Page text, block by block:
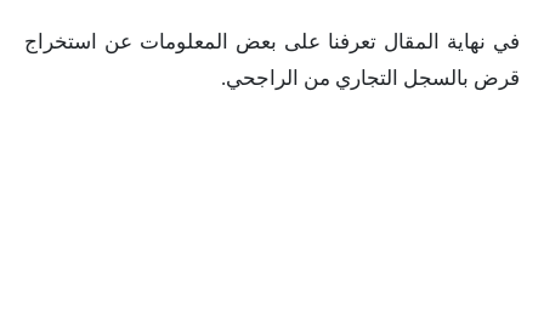
في نهاية المقال تعرفنا على بعض المعلومات عن استخراج
قرض بالسجل التجاري من الراجحي.